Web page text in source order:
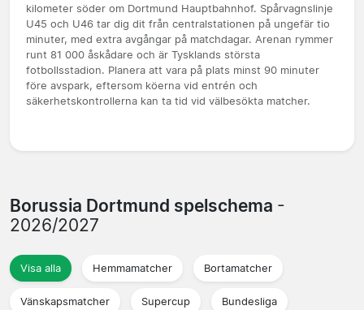
kilometer söder om Dortmund Hauptbahnhof. Spårvagnslinje
U45 och U46 tar dig dit från centralstationen på ungefär tio
minuter, med extra avgångar på matchdagar. Arenan rymmer
runt 81 000 åskådare och är Tysklands största
fotbollsstadion. Planera att vara på plats minst 90 minuter
före avspark, eftersom köerna vid entrén och
säkerhetskontrollerna kan ta tid vid välbesökta matcher.
Borussia Dortmund spelschema -
2026/2027
Visa alla Hemmamatcher Bortamatcher
Vänskapsmatcher Supercup Bundesliga